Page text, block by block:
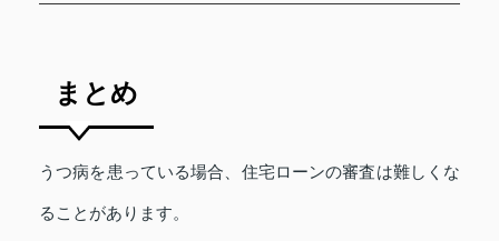
まとめ
うつ病を患っている場合、住宅ローンの審査は難しくな
ることがあります。